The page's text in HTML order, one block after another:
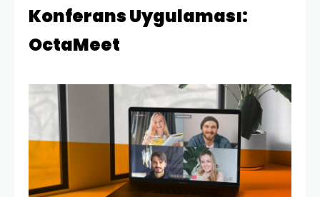
Konferans Uygulaması:
OctaMeet